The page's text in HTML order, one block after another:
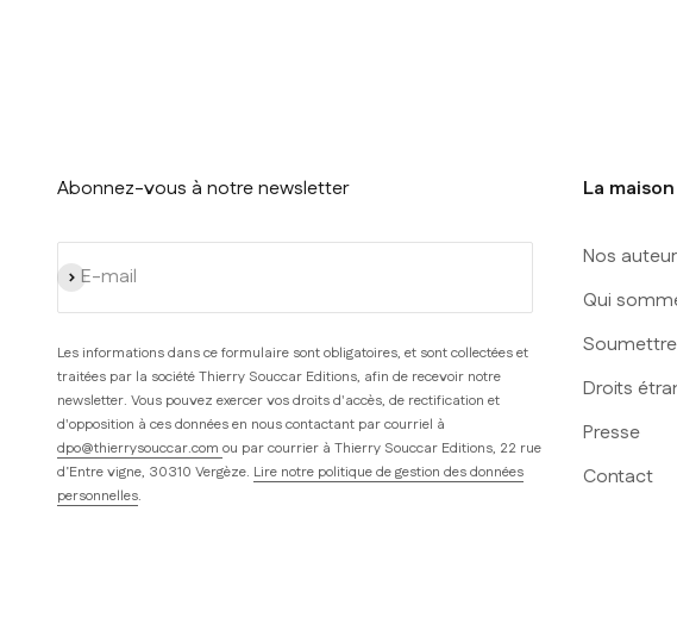
Abonnez-vous à notre newsletter
E-mail
S'inscrire
Les informations dans ce formulaire sont obligatoires, et sont collectées et
traitées par la société Thierry Souccar Editions, afin de recevoir notre
newsletter. Vous pouvez exercer vos droits d'accès, de rectification et
d'opposition à ces données en nous contactant par courriel à
dpo@thierrysouccar.com ou par courrier à Thierry Souccar Editions, 22 rue
d’Entre vigne, 30310 Vergèze. Lire notre politique de gestion des données
personnelles.
La maison
Nos
Qui
Droits
Presse
Contact